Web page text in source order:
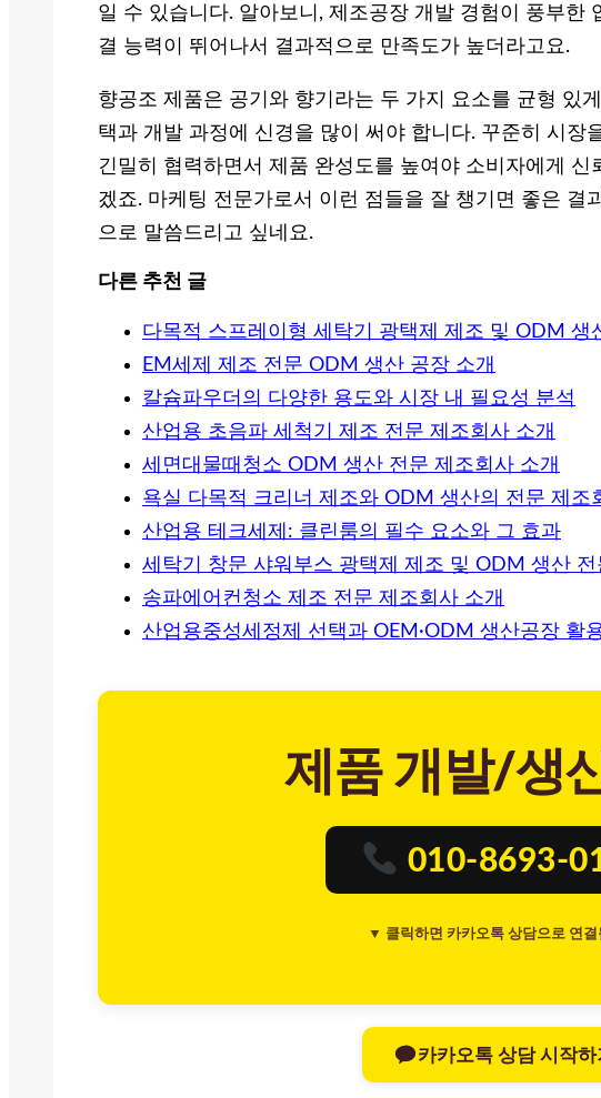
일 수 있습니다. 알아보니, 제조공장 개발 경험이 풍부한
결 능력이 뛰어나서 결과적으로 만족도가 높더라고요.
향공조 제품은 공기와 향기라는 두 가지 요소를 균형 있
택과 개발 과정에 신경을 많이 써야 합니다. 꾸준히 시장
긴밀히 협력하면서 제품 완성도를 높여야 소비자에게 신
겠죠. 마케팅 전문가로서 이런 점들을 잘 챙기면 좋은 결
으로 말씀드리고 싶네요.
다른 추천 글
다목적 스프레이형 세탁기 광택제 제조 및 ODM 생
EM세제 제조 전문 ODM 생산 공장 소개
칼슘파우더의 다양한 용도와 시장 내 필요성 분석
산업용 초음파 세척기 제조 전문 제조회사 소개
세면대물때청소 ODM 생산 전문 제조회사 소개
욕실 다목적 크리너 제조와 ODM 생산의 전문 제조
산업용 테크세제: 클린룸의 필수 요소와 그 효과
세탁기 창문 샤워부스 광택제 제조 및 ODM 생산 전
송파에어컨청소 제조 전문 제조회사 소개
산업용중성세정제 선택과 OEM·ODM 생산공장 활
제품 개발/생
010-8693-
▼ 클릭하면 카카오톡 상담으로 연결
카카오톡 상담 시작하